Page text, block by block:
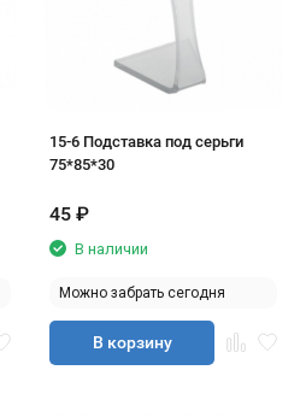
15-6 Подставка под серьги
75*85*30
45 ₽
В наличии
Можно забрать сегодня
В корзину